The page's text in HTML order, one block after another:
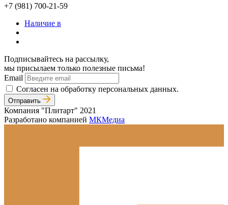
+7 (981) 700-21-59
Наличие в
Подписывайтесь на рассылку,
мы присылаем только полезные письма!
Email
Согласен на обработку персональных данных.
Отправить
Компания "Плитарт" 2021
Разработано компанией МКМедиа